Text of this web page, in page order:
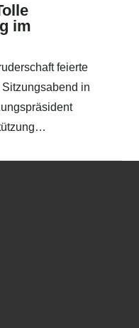
im
feierte
in